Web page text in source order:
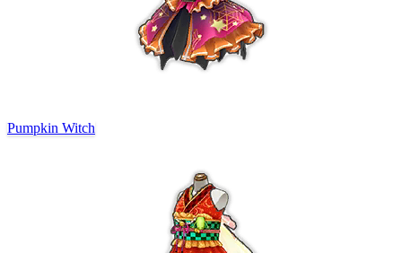
Pumpkin Witch